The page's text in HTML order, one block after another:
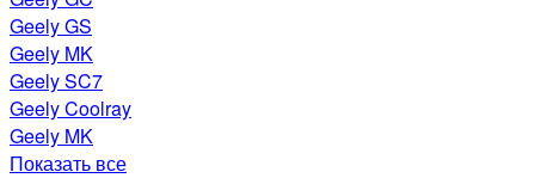
Geely GS
Geely MK
Geely SC7
Geely Coolray
Geely MK
Показать все